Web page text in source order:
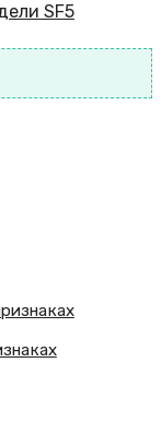
SF5